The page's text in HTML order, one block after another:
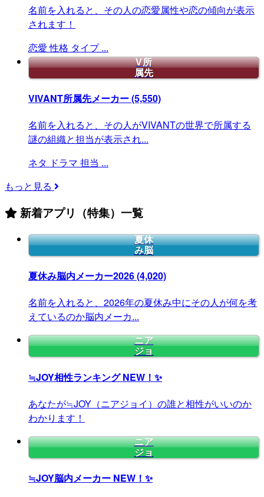
名前を入れると、その人の恋愛属性や恋の傾向が表示
されます！
恋愛 性格 タイプ ...
V所
属先
VIVANT所属先メーカー(5,550)
名前を入れると、その人がVIVANTの世界で所属する
謎の組織と担当が表示され...
ネタ ドラマ 担当 ...
もっと見る
新着アプリ（特集）一覧
夏休
み脳
夏休み脳内メーカー2026(4,020)
名前を入れると、2026年の夏休み中にその人が何を考
えているのか脳内メーカ...
ニア
ジョ
≒JOY相性ランキングNEW！✨
あなたが≒JOY（ニアジョイ）の誰と相性がいいのか
わかります！
ニア
ジョ
≒JOY脳内メーカー NEW！✨